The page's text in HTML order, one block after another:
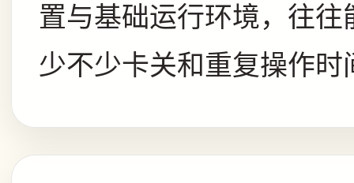
置与基础运行环境，往往
少不少卡关和重复操作时